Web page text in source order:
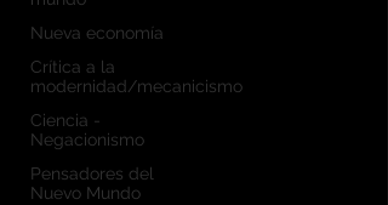
Nueva economía
Crítica a la
modernidad/mecanicismo
Ciencia -
Negacionismo
Pensadores del
Nuevo Mundo